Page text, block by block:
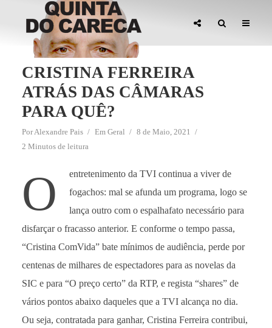
CRISTINA FERREIRA
ATRÁS DAS CÂMARAS
PARA QUÊ?
PorAlexandre Pais Em Geral
8 de Maio, 2021
2 Minutos de leitura
O
entretenimento da TVI continua a viver de
fogachos: mal se afunda um programa, logo se
lança outro com o espalhafato necessário para
disfarçar o fracasso anterior. E conforme o tempo passa,
“Cristina ComVida” bate mínimos de audiência, perde por
centenas de milhares de espectadores para as novelas da
SIC e para “O preço certo” da RTP, e regista “shares” de
vários pontos abaixo daqueles que a TVI alcança no dia.
Ou seja, contratada para ganhar, Cristina Ferreira contribui,